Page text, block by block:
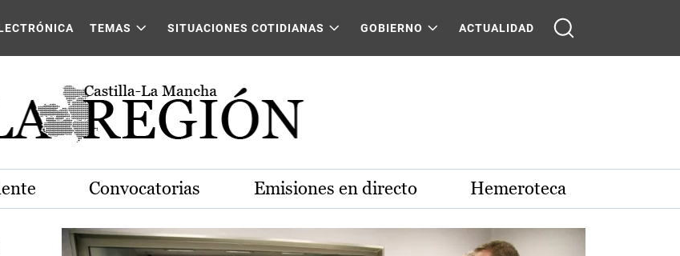
La Mancha
TEMAS SITUACIONES COTIDIANAS GOBIERNO ACTUALIDAD
Convocatorias Emisiones en directo Hemeroteca